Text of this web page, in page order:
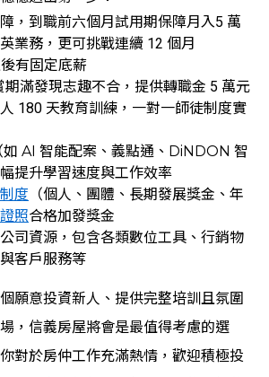
，到職前六個月試用期保障月入5 萬
業務，更可挑戰連續 12 個月
有固定底薪
期滿發現志趣不合，提供轉職金 5 萬元
180 天教育訓練，一對一師徒制度實
如 AI 智能配案、義點通、DiNDON 智
提升學習速度與工作效率
度 （個人、團體、長期發展獎金、年
照合格加發獎金
司資源，包含各類數位工具、行銷物
客戶服務等
願意投資新人、提供完整培訓且氛圍
，信義房屋將會是最值得考慮的選
對於房仲工作充滿熱情，歡迎積極投